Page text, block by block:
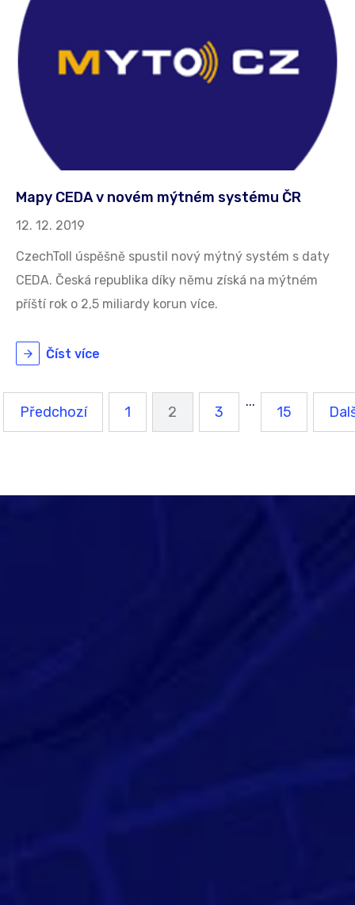
Mapy CEDA v novém mýtném systému ČR
12. 12. 2019
CzechToll úspěšně spustil nový mýtný systém s daty
CEDA. Česká republika díky němu získá na mýtném
příští rok o 2,5 miliardy korun více.
Číst více
Předchozí 1 2 3
...
15